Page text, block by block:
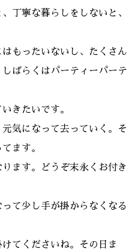
丁寧な暮らしをしないと、
もったいないし、たくさん
ばらくはパーティーパーテ
きたいです。
気になって去っていく。そ
ます。
ます。どうぞ末永くお付き
て少し手が掛からなくなる
てくださいね。その日ま